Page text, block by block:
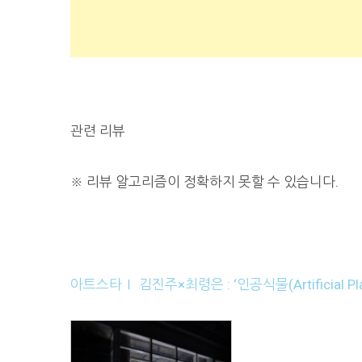
관련 리뷰
※ 리뷰 알고리즘이 정확하지 못할 수 있습니다.
아트스타Ⅰ 김진주×최령은 : ‘인공식물(Artificial